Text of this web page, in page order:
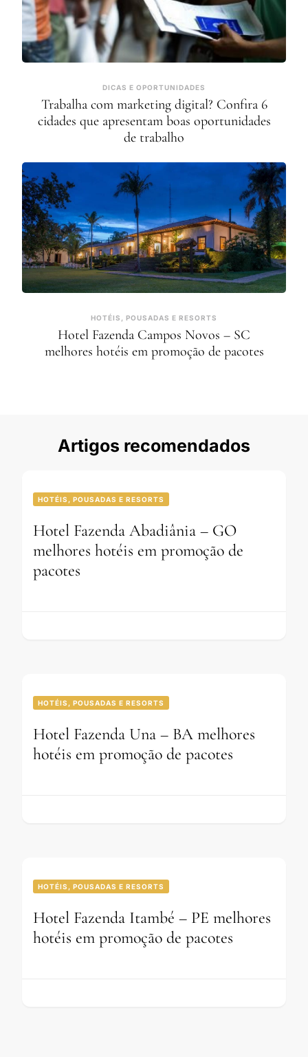
DICAS E OPORTUNIDADES
Trabalha com marketing digital? Confira 6
cidades que apresentam boas oportunidades
de trabalho
HOTÉIS, POUSADAS E RESORTS
Hotel Fazenda Campos Novos – SC
melhores hotéis em promoção de pacotes
Artigos recomendados
HOTÉIS, POUSADAS E RESORTS
Hotel Fazenda Abadiânia – GO
melhores hotéis em promoção de
pacotes
HOTÉIS, POUSADAS E RESORTS
Hotel Fazenda Una – BA melhores
hotéis em promoção de pacotes
HOTÉIS, POUSADAS E RESORTS
Hotel Fazenda Itambé – PE melhores
hotéis em promoção de pacotes